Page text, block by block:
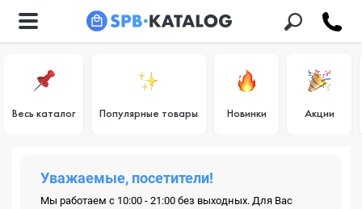
Весь каталог Популярные товары Новинки Акции
Уважаемые, посетители!
Мы работаем с 10:00 - 21:00 без выходных. Для Вас